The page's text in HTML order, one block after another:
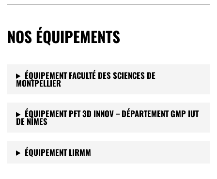
NOS ÉQUIPEMENTS
ÉQUIPEMENT FACULTÉ DES SCIENCES DE
MONTPELLIER
ÉQUIPEMENT PFT 3D INNOV – DÉPARTEMENT GMP IUT
DE NÎMES
ÉQUIPEMENT LIRMM